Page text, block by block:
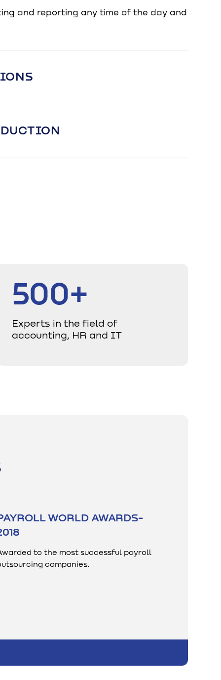
and reporting any time of the day and
500+
Experts in the field of
accounting, HR and IT
WORLD AWARDS-
to the most successful payroll
companies.